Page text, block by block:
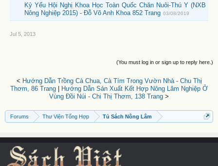
Kỷ Yếu Hội Nghị Khoa Học Toàn Quốc Chăn Nuôi-Thú Y (NXB
Nông Nghiệp 2015) - Đỗ Võ Anh Khoa 852 Trang 03/08/2019
Jul 5, 2013
(You must log in or sign up to reply here.)
< Hướng Dẫn Trồng Cà Chua, Cà Tím Trong Vườn Nhà - Chu Thị
Thơm, 86 Trang
Hướng Dẫn Sản Xuất Kết Hợp Nông Lâm Nghiệp Ở
Vùng Đồi Núi - Chi Thị Thơm, 138 Trang >
Forums Thư Viện Tổng Hợp Tủ Sách Nông Lâm